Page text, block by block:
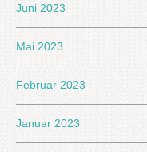
Juni 2023
Mai 2023
Februar 2023
Januar 2023